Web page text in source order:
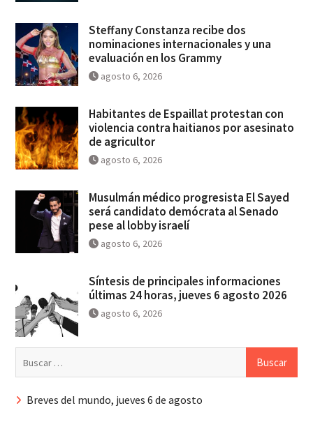
Steffany Constanza recibe dos
nominaciones internacionales y una
evaluación en los Grammy
agosto 6, 2026
Habitantes de Espaillat protestan con
violencia contra haitianos por asesinato
de agricultor
agosto 6, 2026
Musulmán médico progresista El Sayed
será candidato demócrata al Senado
pese al lobby israelí
agosto 6, 2026
Síntesis de principales informaciones
últimas 24 horas, jueves 6 agosto 2026
agosto 6, 2026
Breves del mundo, jueves 6 de agosto